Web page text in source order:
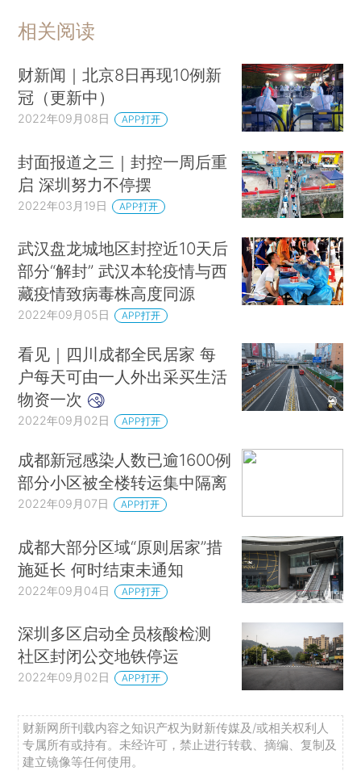
相关阅读
财新闻｜北京8日再现10例新
冠（更新中）
2022年09月08日 APP打开
封面报道之三｜封控一周后重
启 深圳努力不停摆
2022年03月19日 APP打开
武汉盘龙城地区封控近10天后
部分“解封” 武汉本轮疫情与西
藏疫情致病毒株高度同源
2022年09月05日 APP打开
看见｜四川成都全民居家 每
户每天可由一人外出采买生活
物资一次
2022年09月02日 APP打开
成都新冠感染人数已逾1600例
部分小区被全楼转运集中隔离
2022年09月07日 APP打开
成都大部分区域“原则居家”措
施延长 何时结束未通知
2022年09月04日 APP打开
深圳多区启动全员核酸检测
社区封闭公交地铁停运
2022年09月02日 APP打开
财新网所刊载内容之知识产权为财新传媒及/或相关权利人
专属所有或持有。未经许可，禁止进行转载、摘编、复制及
建立镜像等任何使用。